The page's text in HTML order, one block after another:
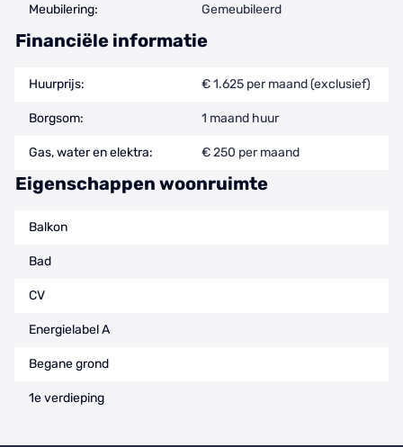
Meubilering: Gemeubileerd
Financiële informatie
Huurprijs: € 1.625 per maand (exclusief)
Borgsom: 1 maand huur
Gas, water en elektra: € 250 per maand
Eigenschappen woonruimte
Balkon
Bad
CV
Energielabel A
Begane grond
1e verdieping